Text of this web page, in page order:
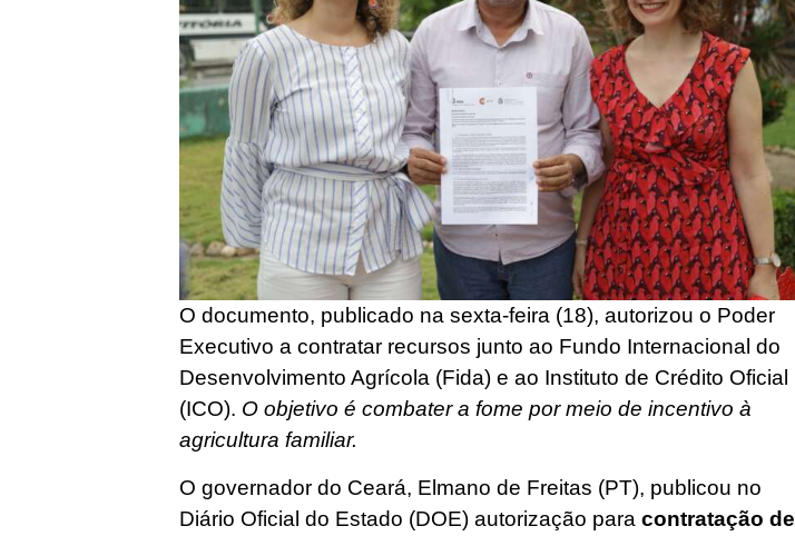
O documento, publicado na sexta-feira (18), autorizou o Poder
Executivo a contratar recursos junto ao Fundo Internacional do
Desenvolvimento Agrícola (Fida) e ao Instituto de Crédito Oficial
(ICO). O objetivo é combater a fome por meio de incentivo à
agricultura familiar.
O governador do Ceará, Elmano de Freitas (PT), publicou no
Diário Oficial do Estado (DOE) autorização paracontratação de